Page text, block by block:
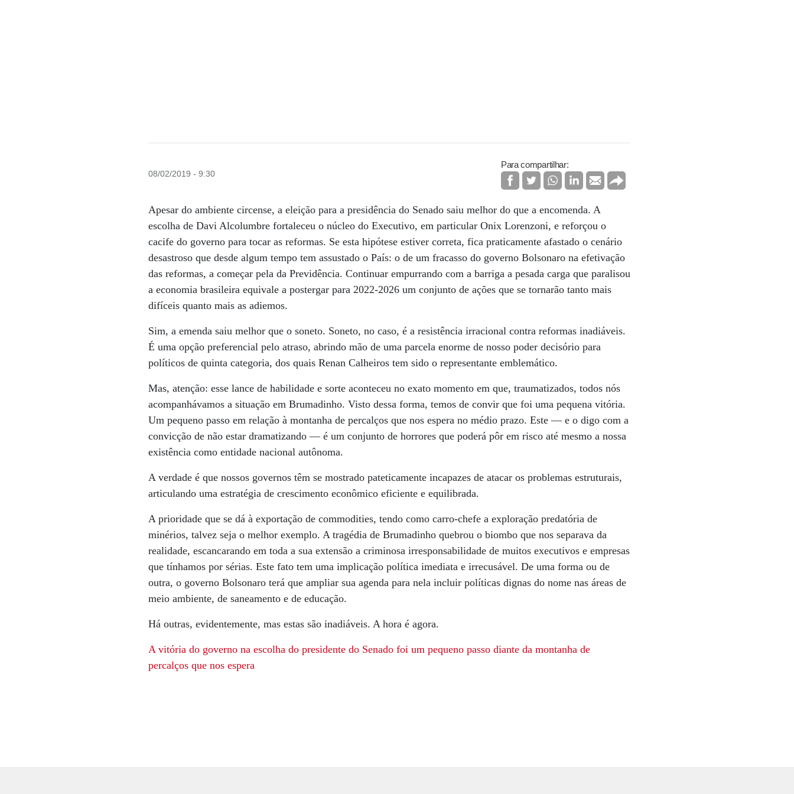
08/02/2019 - 9:30
Para compartilhar:
Apesar do ambiente circense, a eleição para a presidência do Senado saiu melhor do que a encomenda. A
escolha de Davi Alcolumbre fortaleceu o núcleo do Executivo, em particular Onix Lorenzoni, e reforçou o
cacife do governo para tocar as reformas. Se esta hipótese estiver correta, fica praticamente afastado o cenário
desastroso que desde algum tempo tem assustado o País: o de um fracasso do governo Bolsonaro na efetivação
das reformas, a começar pela da Previdência. Continuar empurrando com a barriga a pesada carga que paralisou
a economia brasileira equivale a postergar para 2022-2026 um conjunto de ações que se tornarão tanto mais
difíceis quanto mais as adiemos.
Sim, a emenda saiu melhor que o soneto. Soneto, no caso, é a resistência irracional contra reformas inadiáveis.
É uma opção preferencial pelo atraso, abrindo mão de uma parcela enorme de nosso poder decisório para
políticos de quinta categoria, dos quais Renan Calheiros tem sido o representante emblemático.
Mas, atenção: esse lance de habilidade e sorte aconteceu no exato momento em que, traumatizados, todos nós
acompanhávamos a situação em Brumadinho. Visto dessa forma, temos de convir que foi uma pequena vitória.
Um pequeno passo em relação à montanha de percalços que nos espera no médio prazo. Este — e o digo com a
convicção de não estar dramatizando — é um conjunto de horrores que poderá pôr em risco até mesmo a nossa
existência como entidade nacional autônoma.
A verdade é que nossos governos têm se mostrado pateticamente incapazes de atacar os problemas estruturais,
articulando uma estratégia de crescimento econômico eficiente e equilibrada.
A prioridade que se dá à exportação de commodities, tendo como carro-chefe a exploração predatória de
minérios, talvez seja o melhor exemplo. A tragédia de Brumadinho quebrou o biombo que nos separava da
realidade, escancarando em toda a sua extensão a criminosa irresponsabilidade de muitos executivos e empresas
que tínhamos por sérias. Este fato tem uma implicação política imediata e irrecusável. De uma forma ou de
outra, o governo Bolsonaro terá que ampliar sua agenda para nela incluir políticas dignas do nome nas áreas de
meio ambiente, de saneamento e de educação.
Há outras, evidentemente, mas estas são inadiáveis. A hora é agora.
A vitória do governona escolha do presidente do Senado foi um pequeno passo diante da montanhade
percalços quenos espera